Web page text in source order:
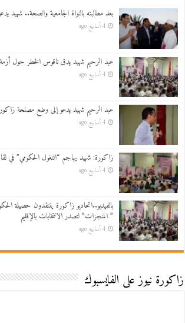
بعد مطالبته بالنواة الجامعية والصحة.. شهيد
4 أسابيع ago
عبد الرحيم شهيد يدق ناقوس الخطر حول
4 أسابيع ago
عبد الرحيم شهيد يدعو إلى وضع مصلحة
4 أسابيع ago
زاكورة: شهيد يهاجم “التغول الحكومي” في
4 أسابيع ago
بالفيديو..اتحاديو زاكورة ينتقدون حصيلة
” المنجزات” لتصدر الانتخابات بالإقليم
4 أسابيع ago
زاكورة نيوز على الفايسبوك